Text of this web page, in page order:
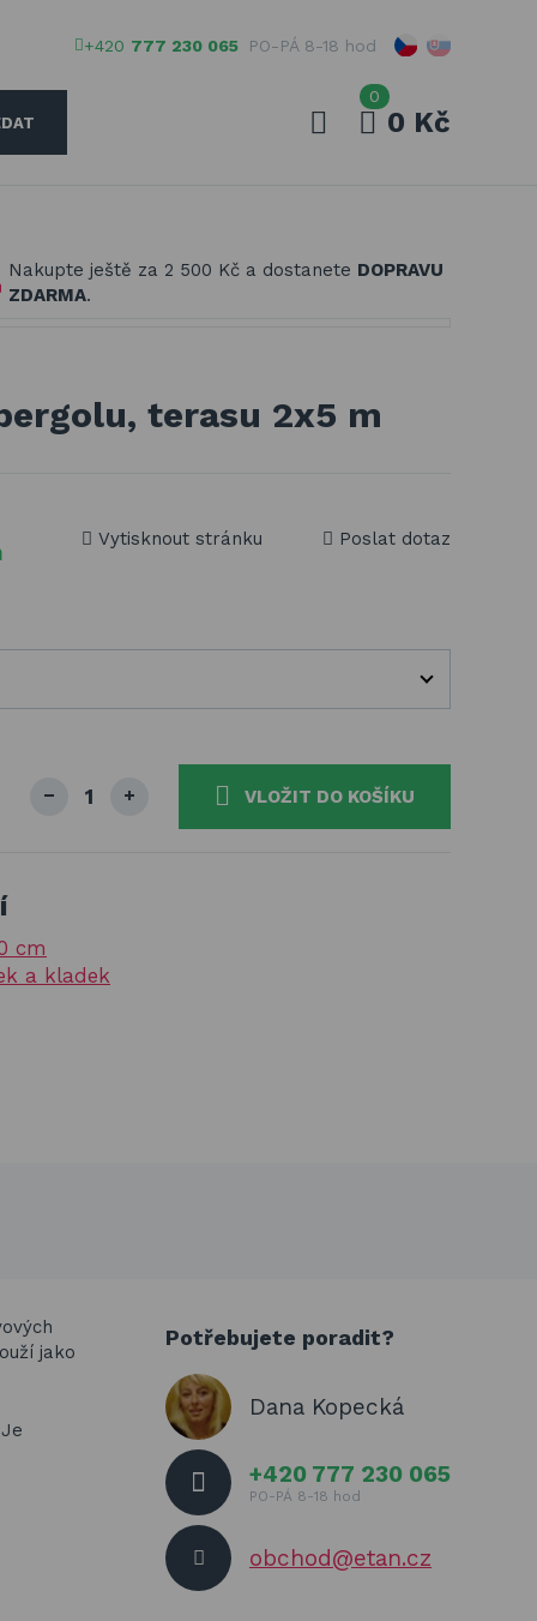
+420 777 230 065 PO-PÁ 8-18 hod
heslo
PŘIHLÁSIT
0
0 Kč
Nakupte ještě za 2 500 Kč a dostanete DOPRAVU
ZDARMA.
terasu 2x5 m
Vytisknout stránku Poslat dotaz
VLOŽIT DO KOŠÍKU
cm
a kladek
jako
Potřebujete poradit?
Dana Kopecká
+420 777 230 065
PO-PÁ 8-18 hod
obchod@etan.cz